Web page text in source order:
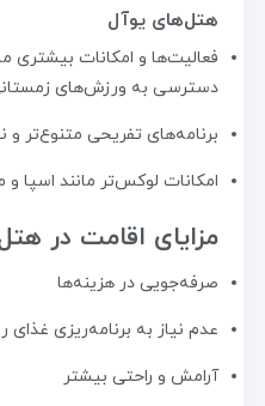
هتل‌های یوآل
فعالیت‌ها و امکانات
دسترسی به ورزش‌های
برنامه‌های تفریحی متنوع‌تر
امکانات لوکس‌تر مانند اسپا و
مزایای اقامت در
صرفه‌جویی در هزینه‌ها
عدم نیاز به برنامه‌ریزی غذای
آرامش و راحتی بیشتر